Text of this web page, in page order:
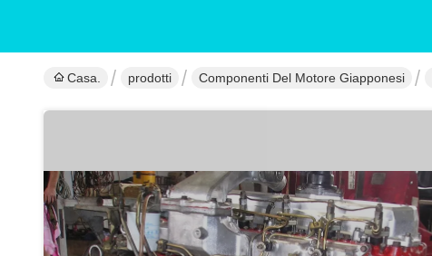
Casa. prodotti Componenti Del Motore Giapponesi